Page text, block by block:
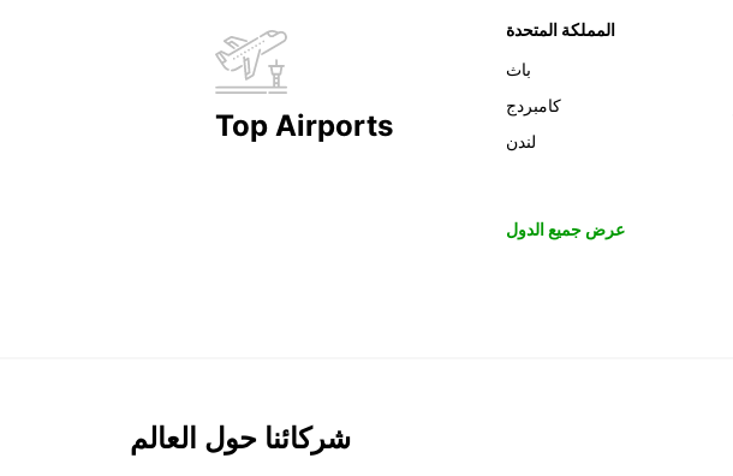
Top Airports
المملكة المتحدة
باث
كامبردج
لندن
عرض جميع الدول
شركائنا حول العالم